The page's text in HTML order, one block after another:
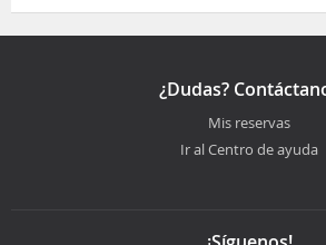
¿Dudas?
Mis reservas
Ir al Centro de ayuda